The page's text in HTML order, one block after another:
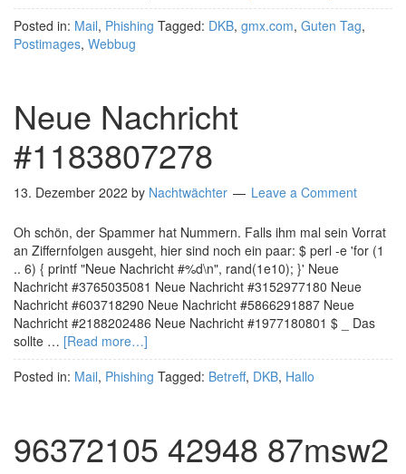
Posted in: Mail, Phishing Tagged: DKB, gmx.com, Guten Tag,
Postimages, Webbug
Neue Nachricht
#1183807278
13. Dezember 2022 by Nachtwächter Leave a Comment
Oh schön, der Spammer hat Nummern. Falls ihm mal sein Vorrat
an Ziffernfolgen ausgeht, hier sind noch ein paar: $ perl -e 'for (1
.. 6) { printf "Neue Nachricht #%d\n", rand(1e10); }' Neue
Nachricht #3765035081 Neue Nachricht #3152977180 Neue
Nachricht #603718290 Neue Nachricht #5866291887 Neue
Nachricht #2188202486 Neue Nachricht #1977180801 $ _ Das
sollte … [Read more…]
Posted in: Mail, Phishing Tagged: Betreff, DKB, Hallo
96372105 42948 87msw2